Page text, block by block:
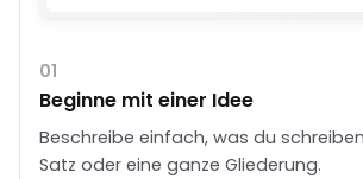
01
Beginne mit einer Idee
Beschreibe einfach, was du
Satz oder eine ganze Gliederung.